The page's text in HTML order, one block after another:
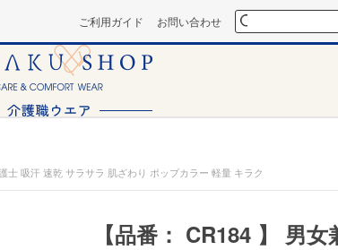
ご利用ガイド お問い合わせ
士 吸汗 速乾 サラサラ 肌ざわり ポップカラー 軽量 キラク
【品番： CR184 】 男